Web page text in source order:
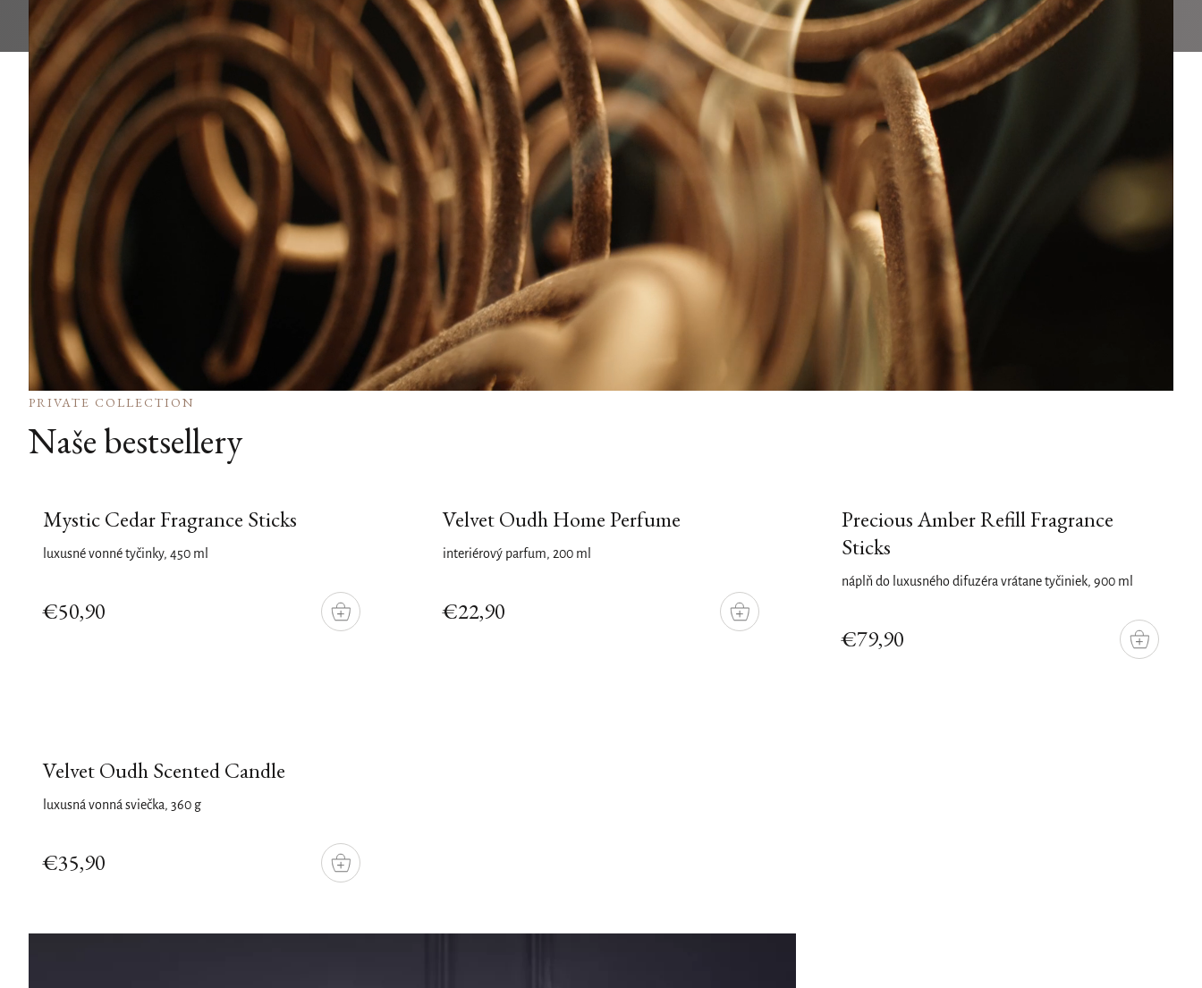
PRIVATE COLLECTION
Naše bestsellery
Mystic Cedar Fragrance Sticks
luxusné vonné tyčinky, 450 ml
€50,90
DO
KOŠÍKU
Velvet Oudh Home Perfume
interiérový parfum, 200 ml
€22,90
DO
KOŠÍKU
Precious Amber Refill Fragrance
Sticks
náplň do luxusného difuzéra vrátane tyčiniek, 900 ml
€79,90
DO
KOŠÍKU
Velvet Oudh Scented Candle
luxusná vonná sviečka, 360 g
€35,90
DO
KOŠÍKU